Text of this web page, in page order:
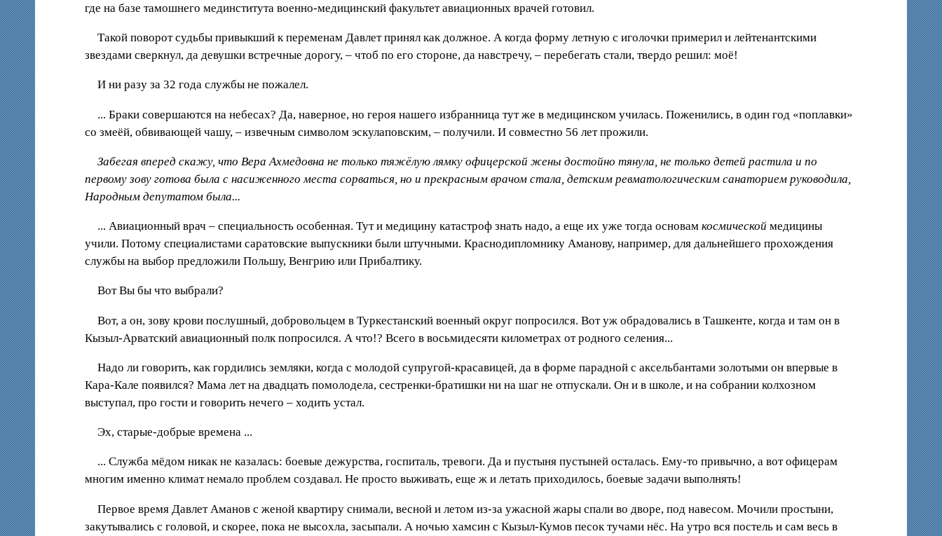
где на базе тамошнего мединститута военно-медицинский факультет авиационных врачей готовил.
Такой поворот судьбы привыкший к переменам Давлет принял как должное. А когда форму летную с иголочки примерил и лейтенантскими
звездами сверкнул, да девушки встречные дорогу, – чтоб по его стороне, да навстречу, – перебегать стали, твердо решил: моё!
И ни разу за 32 года службы не пожалел.
... Браки совершаются на небесах? Да, наверное, но героя нашего избранница тут же в медицинском училась. Поженились, в один год «поплавки»
со змеёй, обвивающей чашу, – извечным символом эскулаповским, – получили. И совместно 56 лет прожили.
Забегая вперед скажу, что Вера Ахмедовна не только тяжёлую лямку офицерской жены достойно тянула, не только детей растила и по
первому зову готова была с насиженного места сорваться, но и прекрасным врачом стала, детским ревматологическим санаторием руководила,
Народным депутатом была...
... Авиационный врач – специальность особенная. Тут и медицину катастроф знать надо, а еще их уже тогда основамкосмической медицины
учили. Потому специалистами саратовские выпускники были штучными. Краснодипломнику Аманову, например, для дальнейшего прохождения
службы на выбор предложили Польшу, Венгрию или Прибалтику.
Вот Вы бы что выбрали?
Вот, а он, зову крови послушный, добровольцем в Туркестанский военный округ попросился. Вот уж обрадовались в Ташкенте, когда и там он в
Кызыл-Арватский авиационный полк попросился. А что!? Всего в восьмидесяти километрах от родного селения...
Надо ли говорить, как гордились земляки, когда с молодой супругой-красавицей, да в форме парадной с аксельбантами золотыми он впервые в
Кара-Кале появился? Мама лет на двадцать помолодела, сестренки-братишки ни на шаг не отпускали. Он и в школе, и на собрании колхозном
выступал, про гости и говорить нечего – ходить устал.
Эх, старые-добрые времена ...
... Служба мёдом никак не казалась: боевые дежурства, госпиталь, тревоги. Да и пустыня пустыней осталась. Ему-то привычно, а вот офицерам
многим именно климат немало проблем создавал. Не просто выживать, еще ж и летать приходилось, боевые задачи выполнять!
Первое время Давлет Аманов с женой квартиру снимали, весной и летом из-за ужасной жары спали во дворе, под навесом. Мочили простыни,
закутывались с головой, и скорее, пока не высохла, засыпали. А ночью хамсин с Кызыл-Кумов песок тучами нёс. На утро вся постель и сам весь в